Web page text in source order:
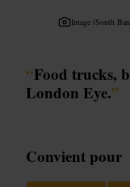
Image /South
“Food trucks,
London Eye.”
Convient pour